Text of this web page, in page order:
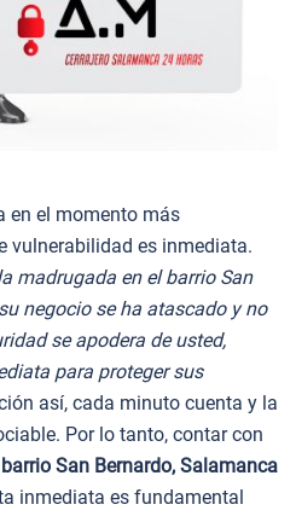
en el momento más
vulnerabilidad es inmediata.
madrugada en el barrio San
negocio se ha atascado y no
se apodera de usted,
para proteger sus
así, cada minuto cuenta y la
Por lo tanto, contar con
San Bernardo, Salamanca
inmediata es fundamental